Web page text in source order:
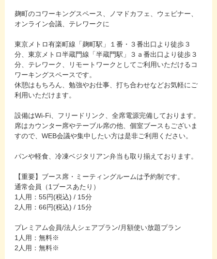
麹町のコワーキングスペース、ノマドカフェ、ウェビナー、
オンライン会議、テレワークに
東京メトロ有楽町線「麹町駅」１番・３番出口より徒歩３
分、東京メトロ半蔵門線「半蔵門駅」３ａ番出口より徒歩３
分、テレワーク、リモートワークとしてご利用いただけるコ
ワーキングスペースです。
休憩はもちろん、勉強やお仕事、打ち合わせなどお気軽にご
利用いただけます。
設備はWi-Fi、フリードリンク、全席電源完備しております。
席はカウンター席やテーブル席の他、個室ブースもございま
すので、WEB会議や集中したい方は是非ご利用ください。
パンや軽食、冷凍ベジタリアン弁当も取り揃えております。
【重要】ブース席・ミーティングルームは予約制です。
通常会員（1ブースあたり）
1人用：55円(税込) / 15分
2人用：66円(税込) / 15分
プレミアム会員/法人シェアプラン/月額使い放題プラン
1人用：無料※
2人用：無料※